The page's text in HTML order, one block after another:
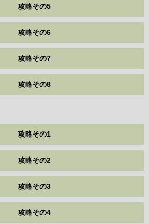
攻略その5
攻略その6
攻略その7
攻略その8
攻略その1
攻略その2
攻略その3
攻略その4